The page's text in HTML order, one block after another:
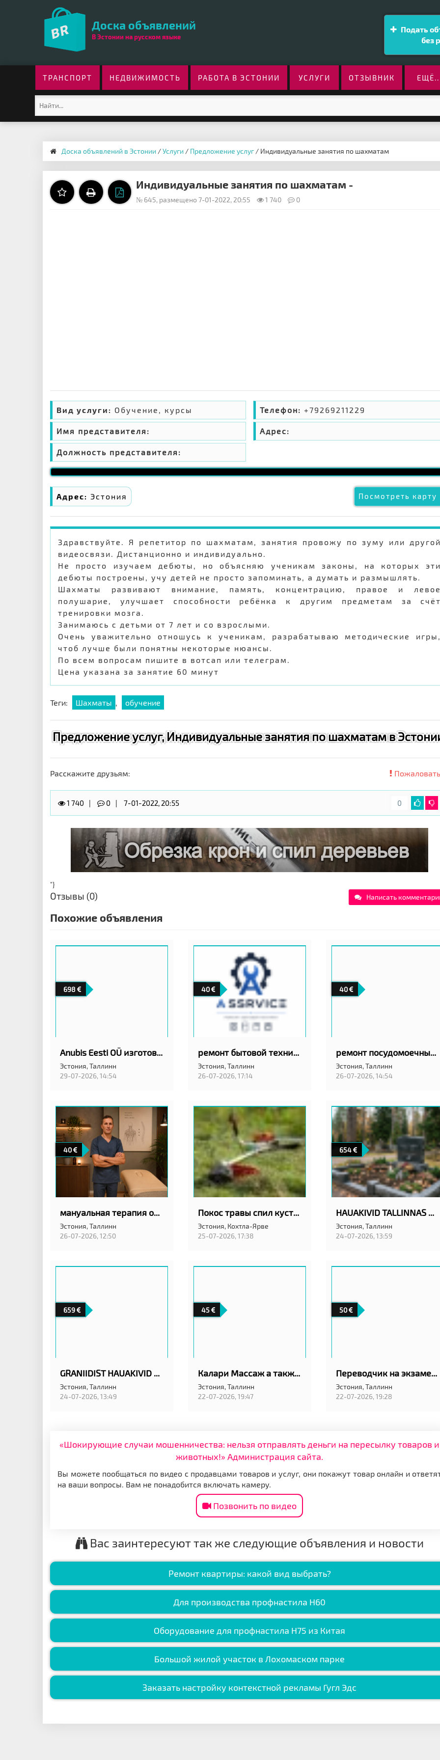
Доска объявлений
В Эстонии на русском языке
Подать
без
ТРАНСПОРТ НЕДВИЖИМОСТЬ РАБОТА В ЭСТОНИИ УСЛУГИ ОТЗЫВНИК
Доска объявлений в Эстонии /Услуги / Предложение услуг/ Индивидуальные занятия по шахматам
Индивидуальные занятия по шахматам -
№ 645, размещено 7-01-2022, 20:55 1 740 0
Вид услуги: Обучение, курсы
Имя представителя:
Должность представителя:
Телефон: +79269211229
Адрес:
Адрес: Эстония Посмотреть карту
Здравствуйте. Я репетитор по шахматам, занятия провожу по зуму или
видеосвязи. Дистанционно и индивидуально.
Не просто изучаем дебюты, но объясняю ученикам законы, на которых
дебюты построены, учу детей не просто запоминать, а думать и размышлять.
Шахматы развивают внимание, память, концентрацию, правое и
полушарие, улучшает способности ребёнка к другим предметам за
тренировки мозга.
Занимаюсь с детьми от 7 лет и со взрослыми.
Очень уважительно отношусь к ученикам, разрабатываю методические
чтоб лучше были понятны некоторые нюансы.
По всем вопросам пишите в вотсап или телеграм.
Цена указана за занятие 60 минут
Теги: Шахматы , обучение
Предложение услуг, Индивидуальные занятия по шахматам в
Расскажите друзьям:
1 740 0 7-01-2022, 20:55 0
"}
Отзывы (0) Написать
Похожие объявления
698
Anubis Eesti OÜ изготовление гранитных памятников
Эстония,Таллинн
29-07-2026, 14:54
40
ремонт бытовой техники
Эстония,Таллинн
26-07-2026, 17:14
40
ремонт посудомоечных машин на дому с гарантией качество!
Эстония,Таллинн
26-07-2026, 14:54
40
мануальная терапия остеопат
Эстония,Таллинн
26-07-2026, 12:50
Покос травы спил кустов
Эстония, Кохтла-Ярве
25-07-2026, 17:38
654
HAUAKIVID TALLINNAS ANUBIS EESTI OÜ
Эстония,Таллинн
24-07-2026, 13:59
659
GRANIIDIST HAUAKIVID TALLINNAS ANUBIS EESTI OÜ
Эстония,Таллинн
24-07-2026, 13:49
45
Калари Массаж а также классический шведский
Эстония,Таллинн
22-07-2026, 19:47
50
Переводчик на экзамен в АРК в Таллинн
Эстония,Таллинн
22-07-2026, 19:28
«Шокирующие случаи мошенничества: нельзя отправлять деньги на пересылку товаров и
животных!» Администрация сайта.
Вы можете пообщаться по видео с продавцами товаров и услуг, они покажут товар онлайн и
на ваши вопросы. Вам не понадобится включать камеру.
Позвонить по видео
Вас заинтересуют так же следующие объявления и новости
Ремонт квартиры: какой вид выбрать?
Для производства профнастила H60
Оборудование для профнастила H75 из Китая
Большой жилой участок в Лохомаском парке
Заказать настройку контекстной рекламы Гугл Эдс